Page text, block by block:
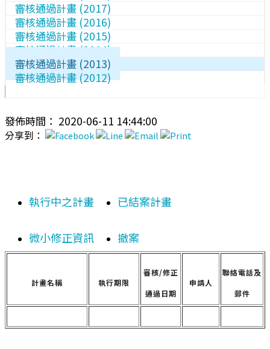
審核通過計畫 (2017)
審核通過計畫 (2016)
審核通過計畫 (2015)
審核通過計畫 (2014)
審核通過計畫 (2013)
審核通過計畫 (2012)
發佈時間： 2020-06-11 14:44:00
分享到：
執行中之計畫 已結案計畫
微小修正資訊 撤案
計畫名稱 執行期限
審核/修正
通過日期
申請人
聯絡電話及
郵件